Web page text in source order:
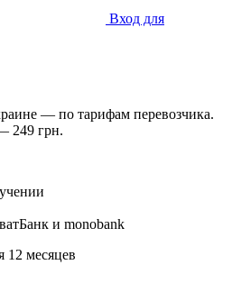
Вход для
— по тарифам перевозчика.
249 грн.
и monobank
12 месяцев